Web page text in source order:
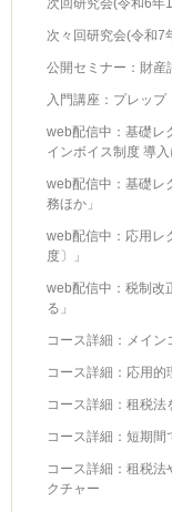
次回研究会(令和6年
次々回研究会(令和7
公開セミナー：財産
入門講座：プレップ
web配信中：基礎レ
インボイス制度 導入
web配信中：基礎レ
務ほか」
web配信中：応用レ
度〕」
web配信中：税制改
る」
コース詳細：メイン
コース詳細：応用的
コース詳細：租税
コース詳細：短期
コース詳細：租税
クチャー